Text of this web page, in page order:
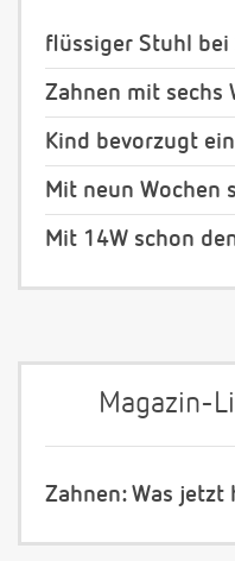
flüssiger Stuhl
Zahnen mit sechs
Kind bevorzugt
Mit neun Wochen
Mit 14W schon
Magazin-
Zahnen: Was jetzt